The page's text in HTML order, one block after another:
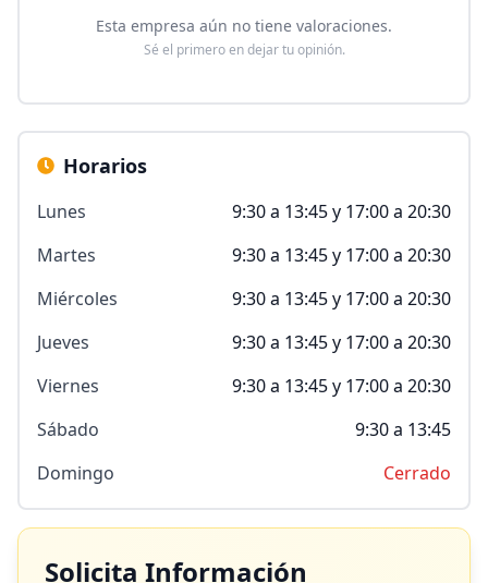
Esta empresa aún no tiene valoraciones.
Sé el primero en dejar tu opinión.
Horarios
Lunes
9:30 a 13:45 y 17:00 a 20:30
Martes
9:30 a 13:45 y 17:00 a 20:30
Miércoles
9:30 a 13:45 y 17:00 a 20:30
Jueves
9:30 a 13:45 y 17:00 a 20:30
Viernes
9:30 a 13:45 y 17:00 a 20:30
Sábado
9:30 a 13:45
Domingo
Cerrado
Solicita Información